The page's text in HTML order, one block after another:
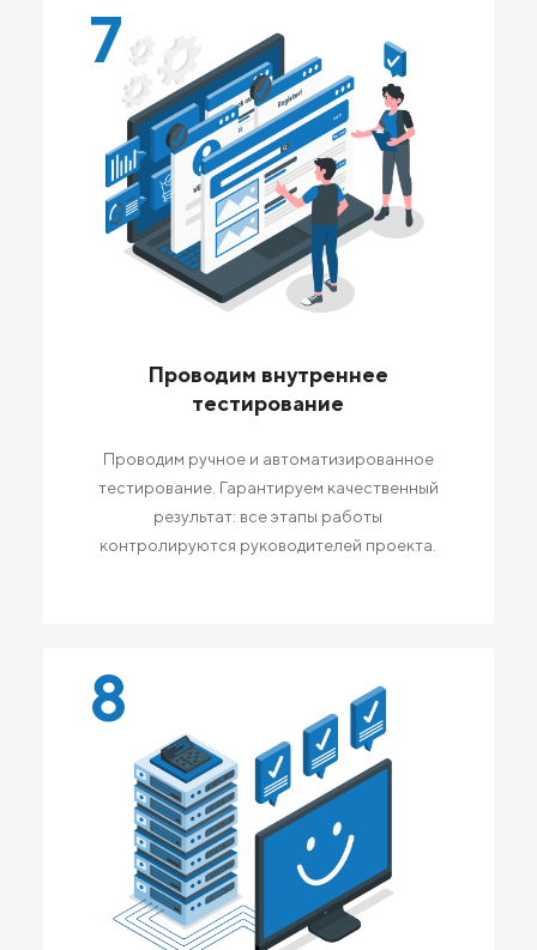
7
Проводим внутреннее
тестирование
Проводим ручное и автоматизированное
тестирование. Гарантируем качественный
результат: все этапы работы
контролируются руководителей проекта.
8